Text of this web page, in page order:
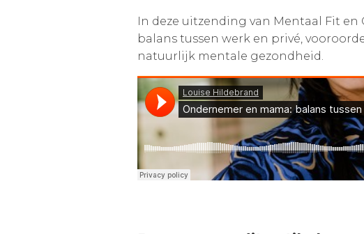
In deze uitzending van Mentaal Fit en
balans tussen werk en privé,
natuurlijk mentale gezondheid.